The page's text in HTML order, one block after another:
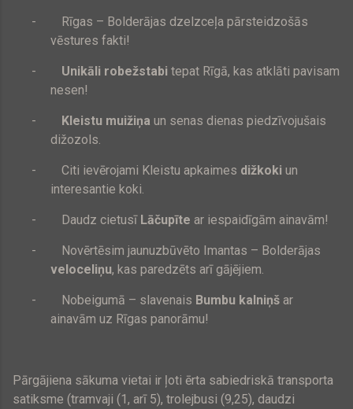
-
Rīgas – Bolderājas dzelzceļa pārsteidzošās
vēstures fakti!
- Unikāli robežstabi tepat Rīgā, kas atklāti pavisam
nesen!
- Kleistu muižiņa un senas dienas piedzīvojušais
dižozols.
- Citi ievērojami Kleistu apkaimes dižkoki un
interesantie koki.
- Daudz cietusī Lāčupīte ar iespaidīgām ainavām!
-
Novērtēsim jaunuzbūvēto Imantas – Bolderājas
veloceliņu, kas paredzēts arī gājējiem.
- Nobeigumā – slavenais Bumbu kalniņš ar
ainavām uz Rīgas panorāmu!
Pārgājiena sākuma vietai ir ļoti ērta sabiedriskā transporta
satiksme (tramvaji (1, arī 5), trolejbusi (9,25), daudzi